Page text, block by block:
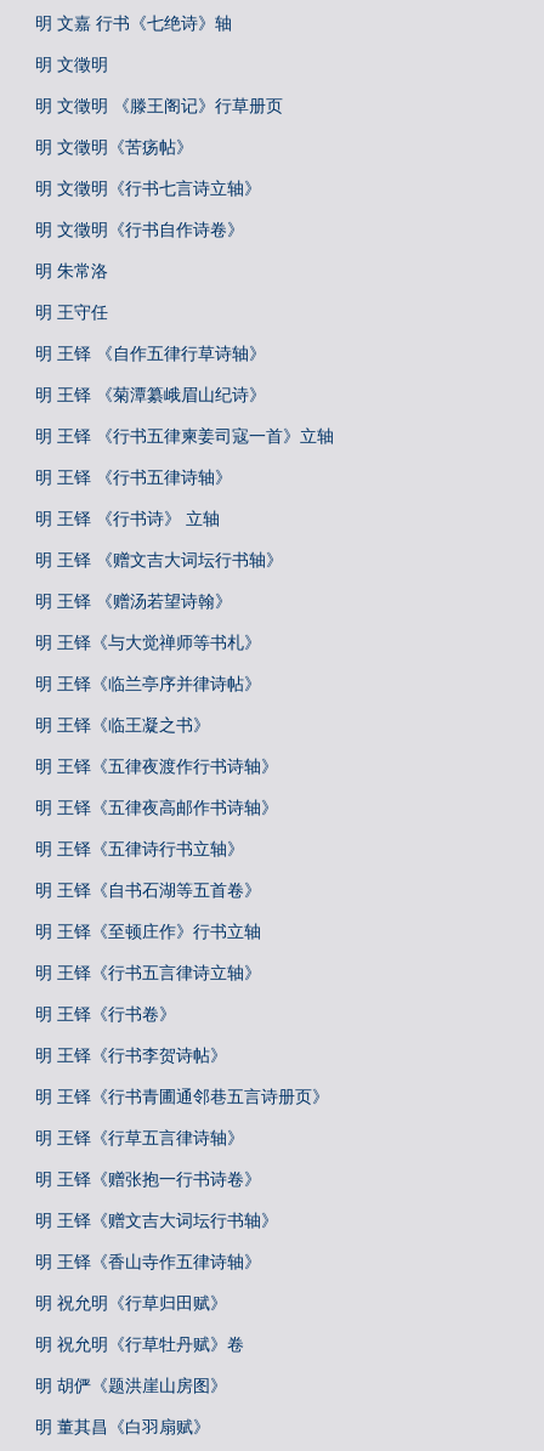
明 文嘉 行书《七绝诗》轴
明 文徵明
明 文徵明 《滕王阁记》行草册页
明 文徵明《苦疡帖》
明 文徵明《行书七言诗立轴》
明 文徵明《行书自作诗卷》
明 朱常洛
明 王守任
明 王铎 《自作五律行草诗轴》
明 王铎 《菊潭纂峨眉山纪诗》
明 王铎 《行书五律柬姜司寇一首》立轴
明 王铎 《行书五律诗轴》
明 王铎 《行书诗》 立轴
明 王铎 《赠文吉大词坛行书轴》
明 王铎 《赠汤若望诗翰》
明 王铎《与大觉禅师等书札》
明 王铎《临兰亭序并律诗帖》
明 王铎《临王凝之书》
明 王铎《五律夜渡作行书诗轴》
明 王铎《五律夜高邮作书诗轴》
明 王铎《五律诗行书立轴》
明 王铎《自书石湖等五首卷》
明 王铎《至顿庄作》行书立轴
明 王铎《行书五言律诗立轴》
明 王铎《行书卷》
明 王铎《行书李贺诗帖》
明 王铎《行书青圃通邻巷五言诗册页》
明 王铎《行草五言律诗轴》
明 王铎《赠张抱一行书诗卷》
明 王铎《赠文吉大词坛行书轴》
明 王铎《香山寺作五律诗轴》
明 祝允明《行草归田赋》
明 祝允明《行草牡丹赋》卷
明 胡俨《题洪崖山房图》
明 董其昌《白羽扇赋》